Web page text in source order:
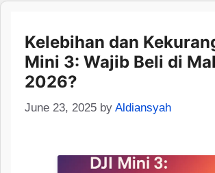
Kelebihan dan
Mini 3: Wajib Beli di
2026?
June 23, 2025 by Aldiansyah